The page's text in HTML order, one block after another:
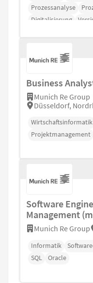
Prozessanalyse
Digitalisierung
Business
Munich Re Group
Düsseldorf,
Wirtschaftsinformatik
Projektmanagement
Software
Management
Munich Re Group
Informatik
SQL
Oracle